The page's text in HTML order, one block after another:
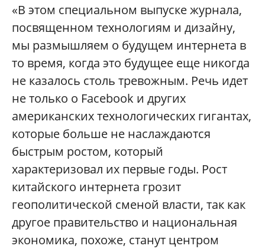
«В этом специальном выпуске журнала,
посвященном технологиям и дизайну,
мы размышляем о будущем интернета в
то время, когда это будущее еще никогда
не казалось столь тревожным. Речь идет
не только о Facebook и других
американских технологических гигантах,
которые больше не наслаждаются
быстрым ростом, который
характеризовал их первые годы. Рост
китайского интернета грозит
геополитической сменой власти, так как
другое правительство и национальная
экономика, похоже, станут центром